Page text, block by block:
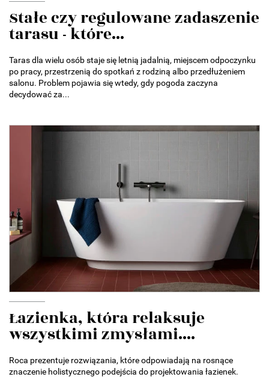
Stałe czy regulowane zadaszenie
tarasu - które...
Taras dla wielu osób staje się letnią jadalnią, miejscem odpoczynku
po pracy, przestrzenią do spotkań z rodziną albo przedłużeniem
salonu. Problem pojawia się wtedy, gdy pogoda zaczyna
decydować za...
Łazienka, która relaksuje
wszystkimi zmysłami....
Roca prezentuje rozwiązania, które odpowiadają na rosnące
znaczenie holistycznego podejścia do projektowania łazienek.